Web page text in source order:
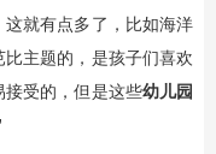
就有点多了，比如海洋
主题的，是孩子们喜欢
受的，但是这些幼儿园